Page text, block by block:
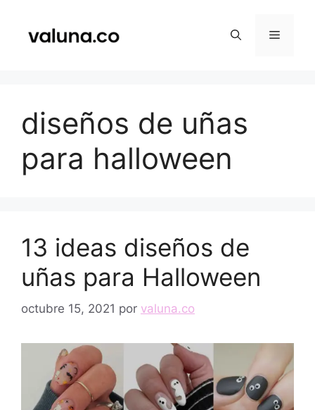
contenido
Menú
diseños de uñas
para halloween
13 ideas diseños de
uñas para Halloween
octubre 15, 2021 por valuna.co